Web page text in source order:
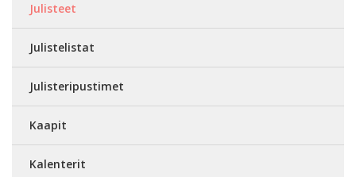
Julisteet
Julistelistat
Julisteripustimet
Kaapit
Kalenterit